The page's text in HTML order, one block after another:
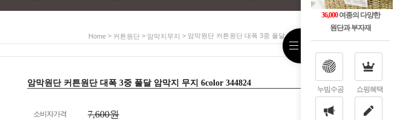
36,000여종의 다양한
원단과 부자재
누빔수공 쇼핑혜택
Home > 커튼원단 > 암막지무지 > 암막원단 커튼원단 대폭 3중 풀달 암막지 무지 6color 344824
암막원단 커튼원단 대폭 3중 풀달 암막지 무지 6color 344824
소비자가격 7,600원